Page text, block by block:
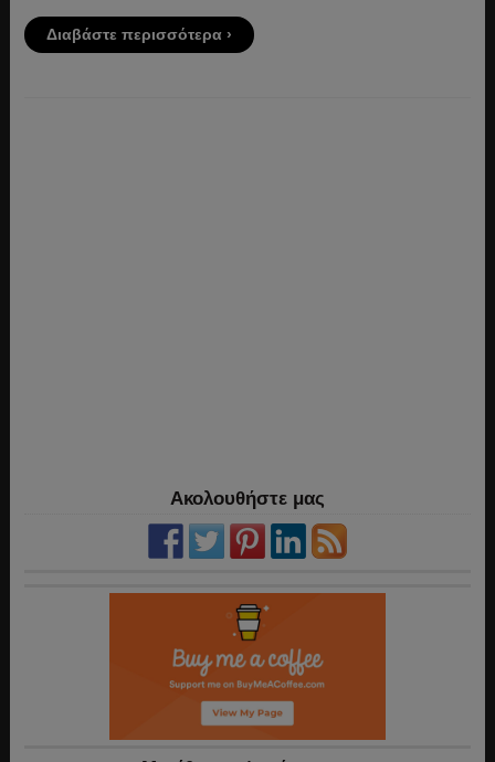
Διαβάστε περισσότερα ›
Ακολουθήστε μας